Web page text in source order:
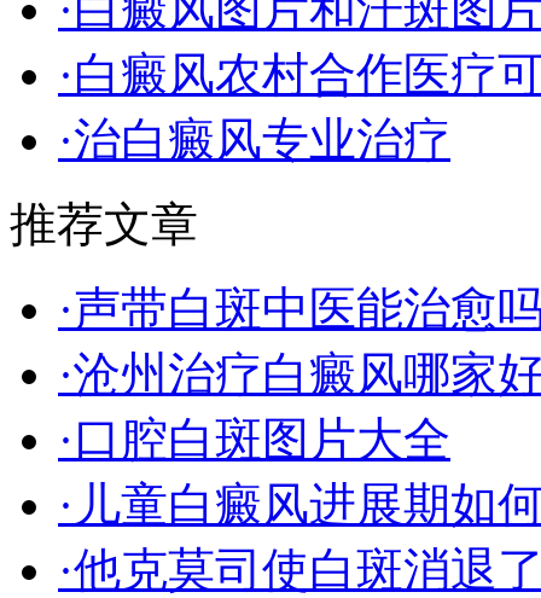
·白癜风农村合作医疗
·治白癜风专业治疗
推荐文章
·声带白斑中医能治愈
·沧州治疗白癜风哪家
·口腔白斑图片大全
·儿童白癜风进展期如
·他克莫司使白斑消退